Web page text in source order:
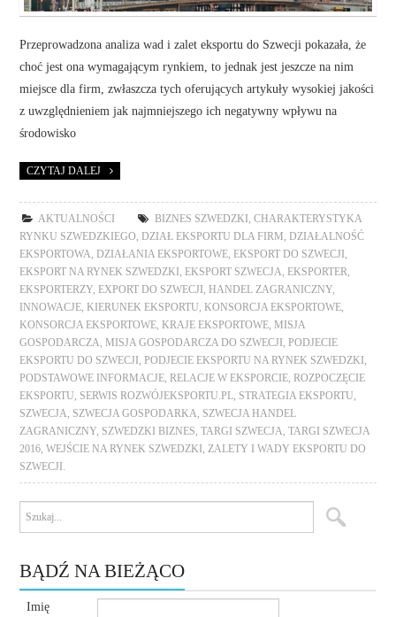
Przeprowadzona analiza wad i zalet eksportu do Szwecji pokazała, że
choć jest ona wymagającym rynkiem, to jednak jest jeszcze na nim
miejsce dla firm, zwłaszcza tych oferujących artykuły wysokiej jakości
z uwzględnieniem jak najmniejszego ich negatywny wpływu na
środowisko
CZYTAJ DALEJ
AKTUALNOŚCI BIZNES SZWEDZKI ,CHARAKTERYSTYKA
RYNKU SZWEDZKIEGO ,DZIAŁ EKSPORTU DLA FIRM ,DZIAŁALNOŚĆ
EKSPORTOWA ,DZIAŁANIA EKSPORTOWE ,EKSPORT DO SZWECJI
EKSPORT NA RYNEK SZWEDZKI
,EKSPORT SZWECJA ,EKSPORTER
EKSPORTERZY ,EXPORT DO SZWECJI ,HANDEL ZAGRANICZNY
INNOWACJE ,KIERUNEK EKSPORTU ,KONSORCJA EKSPORTOWE
KONSORCJA EKSPORTOWE ,KRAJE EKSPORTOWE ,MISJA
GOSPODARCZA ,MISJA GOSPODARCZA DO SZWECJI ,PODJECIE
EKSPORTU DO SZWECJI
,PODJECIE EKSPORTU NA RYNEK SZWEDZKI
PODSTAWOWE INFORMACJE ,RELACJE W EKSPORCIE ,ROZPOCZĘCIE
EKSPORTU
SERWIS ROZWÓJEKSPORTU.PL STRATEGIA EKSPORTU
SZWECJA
SZWECJA GOSPODARKA
SZWECJA HANDEL
ZAGRANICZNY SZWEDZKI BIZNES ,TARGI SZWECJA ,TARGI SZWECJA
2016 ,WEJŚCIE NA RYNEK SZWEDZKI
ZALETY I WADY EKSPORTU DO
SZWECJI.
BĄDŹ NA BIEŻĄCO
Imię